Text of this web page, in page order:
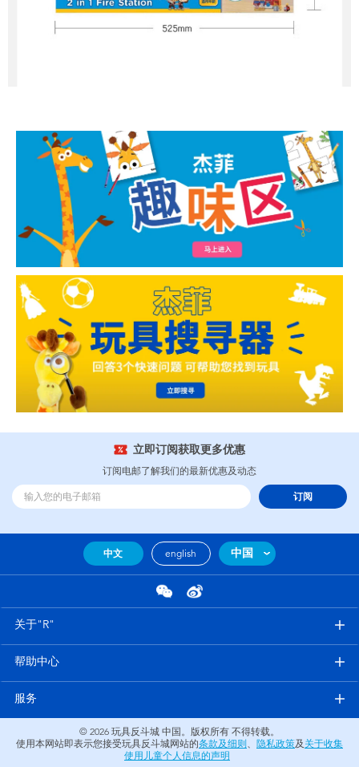
立即订阅获取更多优惠
订阅电邮了解我们的最新优惠及动态
订阅
中文 english 中国
关于"R"
帮助中心
服务
© 2026 玩具反斗城 中国。版权所有 不得转载。
使用本网站即表示您接受玩具反斗城网站的条款及细则、 隐私政策及 关于收集
使用儿童个人信息的声明